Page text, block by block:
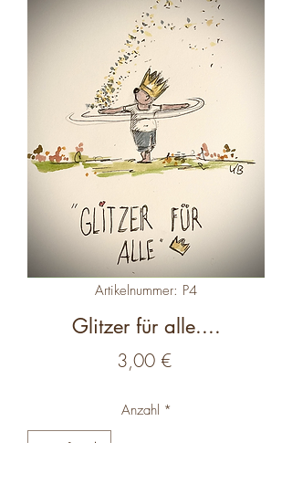
Artikelnummer: P4
Glitzer für alle....
3,00 €Preis
Anzahl *